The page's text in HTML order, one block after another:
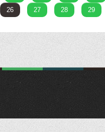
26 27 28 29